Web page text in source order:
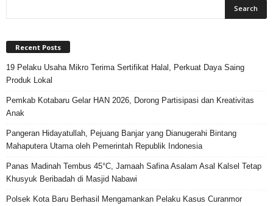
Recent Posts
19 Pelaku Usaha Mikro Terima Sertifikat Halal, Perkuat Daya Saing
Produk Lokal
Pemkab Kotabaru Gelar HAN 2026, Dorong Partisipasi dan Kreativitas
Anak
Pangeran Hidayatullah, Pejuang Banjar yang Dianugerahi Bintang
Mahaputera Utama oleh Pemerintah Republik Indonesia
Panas Madinah Tembus 45°C, Jamaah Safina Asalam Asal Kalsel Tetap
Khusyuk Beribadah di Masjid Nabawi
Polsek Kota Baru Berhasil Mengamankan Pelaku Kasus Curanmor